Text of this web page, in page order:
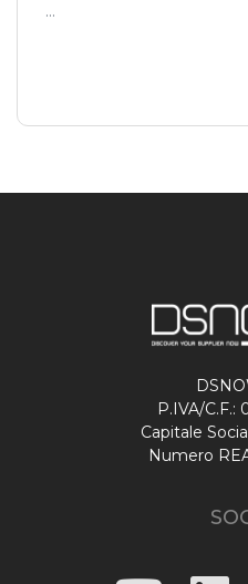
...
P.IVA/C.F.:
Capitale
Numero